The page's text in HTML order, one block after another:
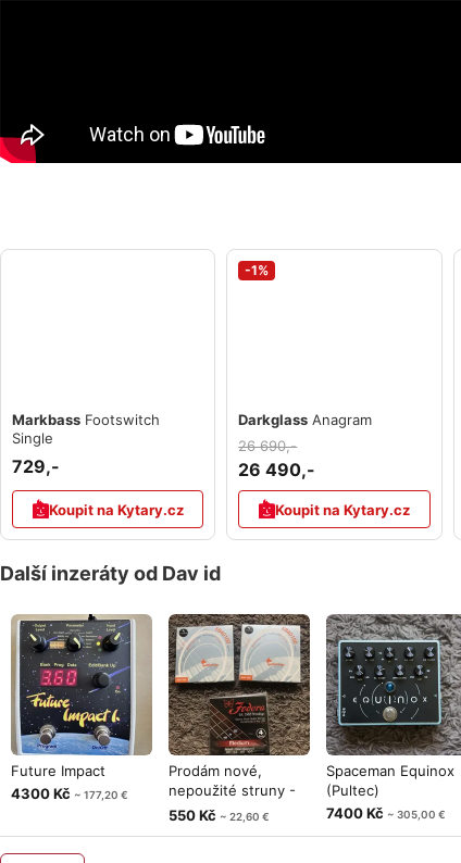
Markbass Footswitch
Single
729,-
Koupit na Kytary.cz
-1%
Darkglass Anagram
26 690,-
26 490,-
Koupit na Kytary.cz
Další inzeráty od Dav id
Future Impact
4300 Kč ~ 177,20 €
Prodám nové,
nepoužité struny -
Galli
550 Kč ~ 22,60 €
Spaceman Equinox
(Pultec)
7400 Kč ~ 305,00 €